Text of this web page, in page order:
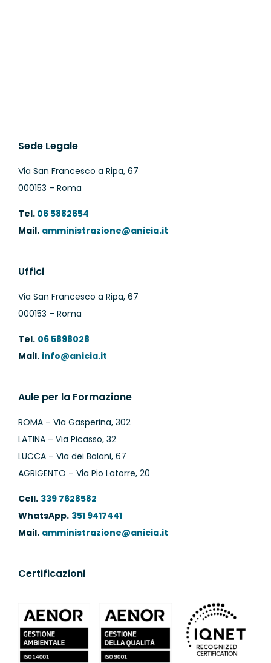
Sede Legale
Via San Francesco a Ripa, 67
000153 – Roma
Tel.06 5882654
Mail. amministrazione@anicia.it
Uffici
Via San Francesco a Ripa, 67
000153 – Roma
Tel. 06 5898028
Mail. info@anicia.it
Aule per la Formazione
ROMA – Via Gasperina, 302
LATINA – Via Picasso, 32
LUCCA – Via dei Balani, 67
AGRIGENTO – Via Pio Latorre, 20
Cell. 339 7628582
WhatsApp. 351 9417441
Mail. amministrazione@anicia.it
Certificazioni